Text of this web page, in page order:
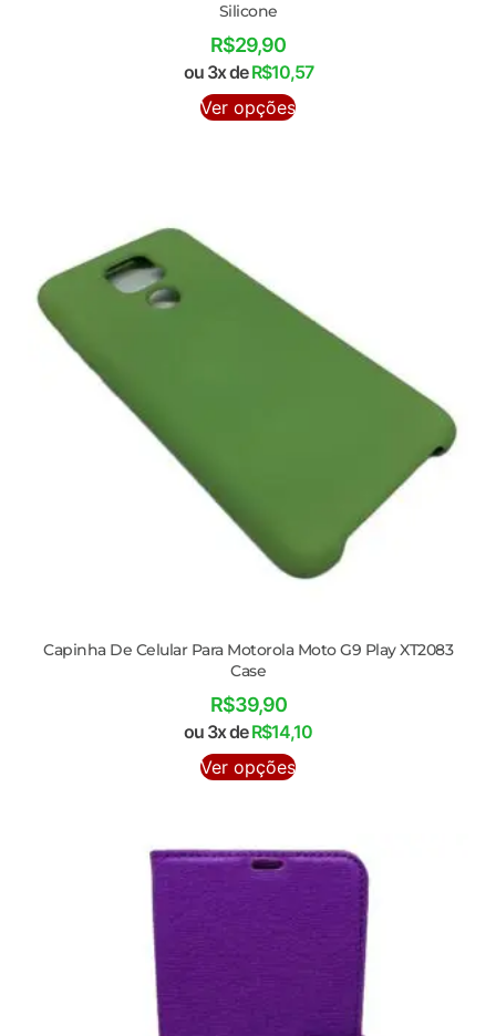
Silicone
R$29,90
ou 3x deR$10,57
Ver opções
Capinha De Celular Para Motorola Moto G9 Play XT2083
Case
R$39,90
ou 3x deR$14,10
Ver opções